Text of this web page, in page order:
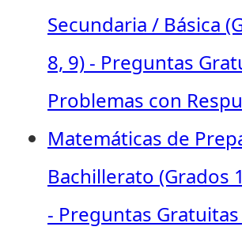
Secundaria / Básica
8, 9) - Preguntas
Problemas con
Matemáticas de
Bachillerato (Grados
- Preguntas